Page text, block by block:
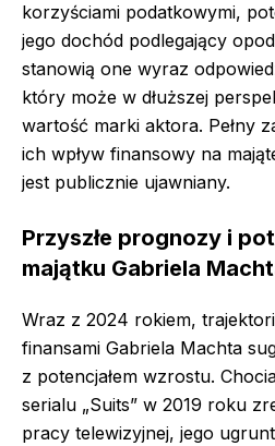
korzyściami podatkowymi,
jego dochód podlegający
stanowią one wyraz
który może w dłuższej
wartość marki aktora. Pełny
ich wpływ finansowy na
jest publicznie ujawniany.
Przyszłe prognozy i
majątku Gabriela
Wraz z 2024 rokiem,
finansami Gabriela Machta
z potencjałem wzrostu.
serialu „Suits” w 2019 roku
pracy telewizyjnej, jego